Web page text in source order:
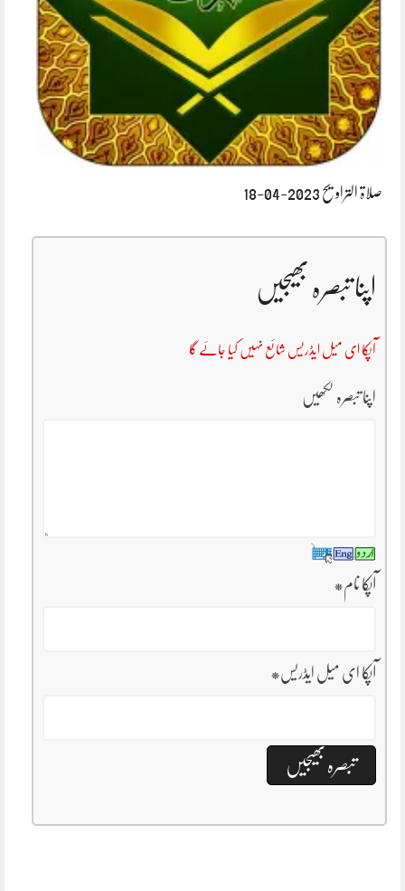
صلاۃ التراویح 2023-04-18
اپنا تبصرہ بھیجیں
آپکا ای میل ایڈریس شائع نہیں کیا جائے گا
اپنا تبصرہ لکھیں
آپکا نام*
آپکا ای میل ایڈریس*